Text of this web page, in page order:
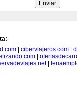
| ciberviajeros.com|
|